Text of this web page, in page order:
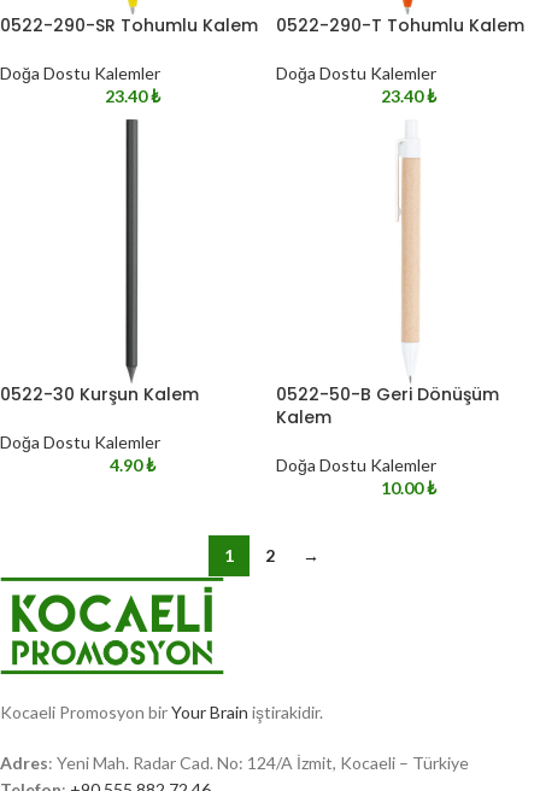
0522-290-SR Tohumlu Kalem
Doğa Dostu Kalemler
23.40₺
0522-290-T Tohumlu Kalem
Doğa Dostu Kalemler
23.40₺
0522-30 Kurşun Kalem
Doğa Dostu Kalemler
4.90₺
0522-50-B Geri Dönüşüm
Kalem
Doğa Dostu Kalemler
10.00₺
1 2 →
Kocaeli Promosyon birYour Brain iştirakidir.
Adres: Yeni Mah. Radar Cad. No: 124/A İzmit, Kocaeli – Türkiye